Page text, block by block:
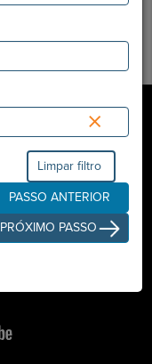
×
Limpar filtro
PASSO ANTERIOR
PRÓXIMO PASSO